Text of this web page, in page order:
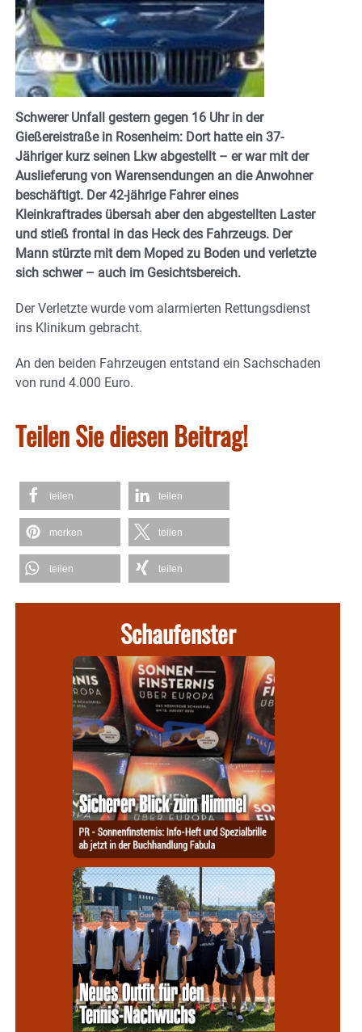
Schwerer Unfall gestern gegen 16 Uhr in der
Gießereistraße in Rosenheim: Dort hatte ein 37-
Jähriger kurz seinen Lkw abgestellt – er war mit der
Auslieferung von Warensendungen an die Anwohner
beschäftigt. Der 42-jährige Fahrer eines
Kleinkraftrades übersah aber den abgestellten Laster
und stieß frontal in das Heck des Fahrzeugs. Der
Mann stürzte mit dem Moped zu Boden und verletzte
sich schwer – auch im Gesichtsbereich.
Der Verletzte wurde vom alarmierten Rettungsdienst
ins Klinikum gebracht.
An den beiden Fahrzeugen entstand ein Sachschaden
von rund 4.000 Euro.
Teilen Sie diesen Beitrag!
teilen teilen
merken teilen
teilen teilen
Schaufenster